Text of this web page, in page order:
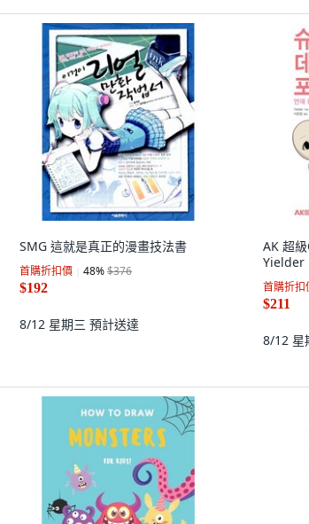
SMG 這就是真正的漫畫技法書
首購折扣價 48%$376
$192
8/12 星期三 預計送達
AK 超
Yielder
首購折扣
$211
8/12 星